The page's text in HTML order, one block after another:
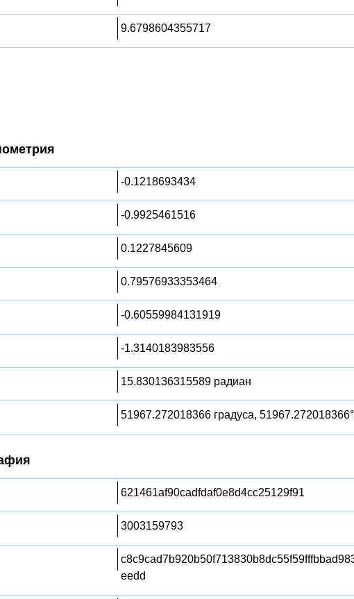
9.6798604355717
-0.1218693434
-0.9925461516
0.1227845609
0.79576933353464
-0.60559984131919
-1.3140183983556
15.830136315589 радиан
51967.272018366 градуса, 51967.272018366°
621461af90cadfdaf0e8d4cc25129f91
3003159793
eedd